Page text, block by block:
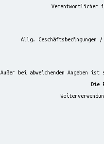
Verantwortlicher
Allg. Geschäftsbedingungen
Außer bei abweichenden Angaben
Die